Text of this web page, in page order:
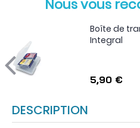
Nous vous
Boîte de
Integral
5,90 €
DESCRIPTION